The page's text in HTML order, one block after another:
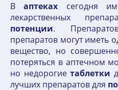
Ваптеках сегодня
лекарственных
потенции.
препаратов могут иметь
вещество, но
потеряться в аптечном
но недорогие таблетки
лучших препаратов для